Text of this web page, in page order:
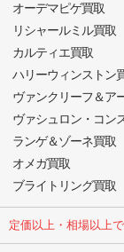
定価以上・相場以上
オーデマピゲ買取
リシャールミル買取
カルティエ買取
ハリーウィンストン
ヴァンクリーフ＆ア
ヴァシュロン・コン
ランゲ＆ゾーネ買取
オメガ買取
ブライトリング買取